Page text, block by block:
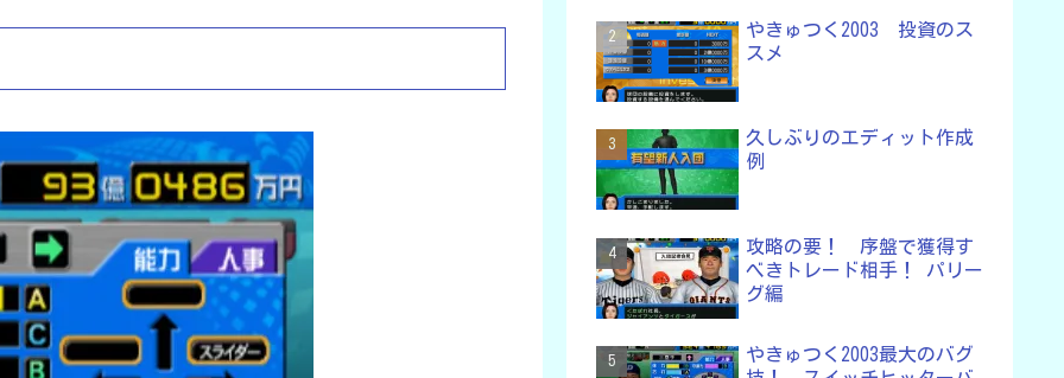
やきゅつく2003 投資のス
スメ
久しぶりのエディット作成
例
攻略の要！ 序盤で獲得す
べきトレード相手！ パリー
グ編
やきゅつく2003最大のバグ